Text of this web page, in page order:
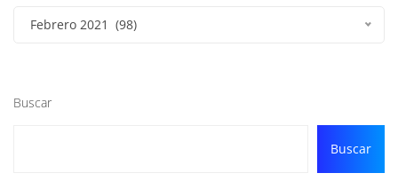
Febrero 2021 (98)
Buscar
Buscar